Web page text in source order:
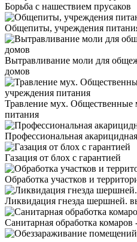
Борьба с нашествием прусаков
Общепиты, учреждения
Вытравливание моли для
домов
Травление мух. Общественные
питания
Профессиональная
Газация от блох с гарантией
Обработка участков и
Ликвидация гнезда шершней.
Санитарная обработка